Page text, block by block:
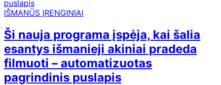
IŠMANŪS ĮRENGINIAI
Ši nauja programa įspėja, kai šalia
esantys išmanieji akiniai pradeda
filmuoti – automatizuotas
pagrindinis puslapis